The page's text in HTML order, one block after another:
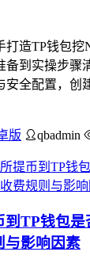
打造TP钱包挖
备到实操步骤
安全配置，创
版 qbadmin
到TP钱包
与影响因素